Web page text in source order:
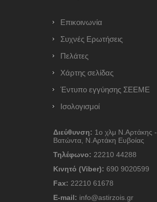
Επικοινωνία
Συχνές Ερωτήσεις
Πελάτες
Χάρτης σελίδας
Έντυπο εγγύησης ΣΕΕΜΕ
Ισολογισμοί
Διεύθυνση: 1ο χλμ Ν.Αρτάκης -
Βατώντα, Ν.Αρτάκη Ευβοίας
Τηλέφωνο: 22210 44288
Κινητό (Viber): 690 9020599
Fax: 22210 61678
E-mail: info@astirzois.gr